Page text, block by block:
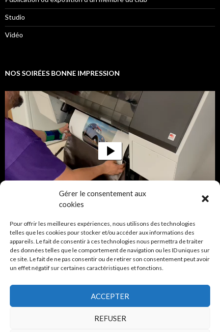
Gérer le consentement aux
cookies
Pour offrir les meilleures expériences, nous utilisons des technologies
telles que les cookies pour stocker et/ou accéder aux informations des
appareils. Le fait de consentir à ces technologies nous permettra de traiter
des données telles que le comportement de navigation ou les ID uniques sur
ce site. Le fait de ne pas consentir ou de retirer son consentement peut avoir
un effet négatif sur certaines caractéristiques et fonctions.
ACCEPTER
REFUSER
Studio
Vidéo
NOS SOIRÉES BONNE IMPRESSION
Lecteur
vidéo
CRÉDITS
Avec le soutien de la Ville de Carouge